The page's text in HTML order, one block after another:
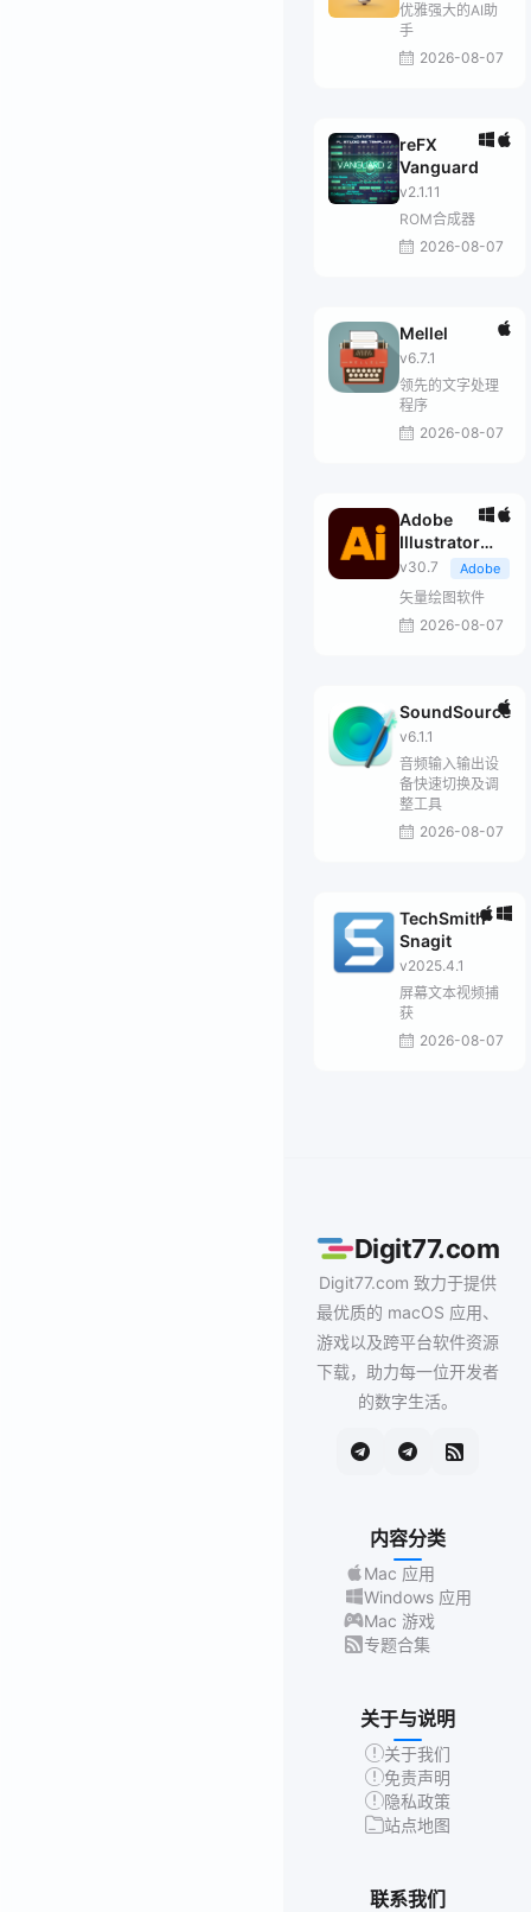
优雅强大的AI助
手
2026-08-07
reFX
Vanguard
v2.1.11
ROM合成器
2026-08-07
Mellel
v6.7.1
领先的文字处理
程序
2026-08-07
Adobe
Illustrator
2026
v30.7 Adobe
矢量绘图软件
2026-08-07
SoundSource
v6.1.1
音频输入输出设
备快速切换及调
整工具
2026-08-07
TechSmith
Snagit
v2025.4.1
屏幕文本视频捕
获
2026-08-07
Digit77.com
Digit77.com 致力于提供
最优质的 macOS 应用、
游戏以及跨平台软件资源
下载，助力每一位开发者
的数字生活。
内容分类
Mac 应用
Windows 应用
Mac 游戏
专题合集
关于与说明
关于我们
免责声明
隐私政策
站点地图
联系我们